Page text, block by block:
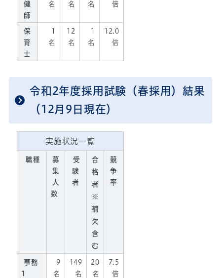
健
師
名
名
名
倍
保
育
士
1
名
12
名
1
名
12.0
倍
令和2年度採用試験（春採用）結果
（12月9日現在）
実施状況一覧
職種
募
集
人
数
受
験
者
合
格
者
※
補
欠
含
む
競
争
率
事務
1
9
名
149
名
20
名
7.5
倍